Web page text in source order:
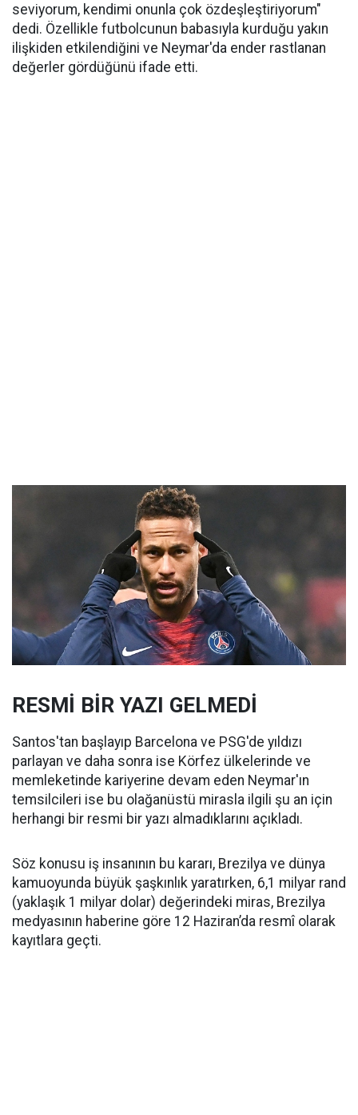
seviyorum, kendimi onunla çok özdeşleştiriyorum"
dedi. Özellikle futbolcunun babasıyla kurduğu yakın
ilişkiden etkilendiğini ve Neymar'da ender rastlanan
değerler gördüğünü ifade etti.
RESMİ BİR YAZI GELMEDİ
Santos'tan başlayıp Barcelona ve PSG'de yıldızı
parlayan ve daha sonra ise Körfez ülkelerinde ve
memleketinde kariyerine devam eden Neymar'ın
temsilcileri ise bu olağanüstü mirasla ilgili şu an için
herhangi bir resmi bir yazı almadıklarını açıkladı.
Söz konusu iş insanının bu kararı, Brezilya ve dünya
kamuoyunda büyük şaşkınlık yaratırken, 6,1 milyar rand
(yaklaşık 1 milyar dolar) değerindeki miras, Brezilya
medyasının haberine göre 12 Haziran’da resmî olarak
kayıtlara geçti.